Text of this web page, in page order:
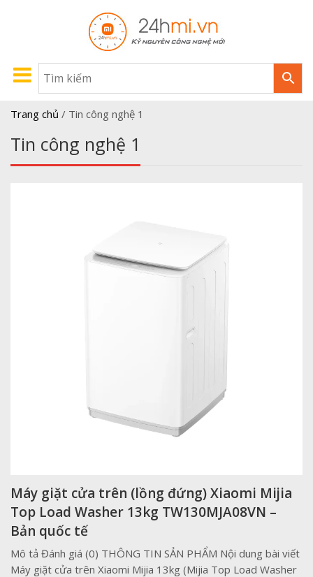
Trang chủ / Tin công nghệ 1
Tin công nghệ 1
Máy giặt cửa trên (lồng đứng) Xiaomi Mijia
Top Load Washer 13kg TW130MJA08VN –
Bản quốc tế
Mô tả Đánh giá (0) THÔNG TIN SẢN PHẨM Nội dung bài viết
Máy giặt cửa trên Xiaomi Mijia 13kg (Mijia Top Load Washer